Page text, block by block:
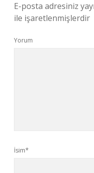
E-posta adresiniz
ile işaretlenmişlerdir
Yorum
İsim*